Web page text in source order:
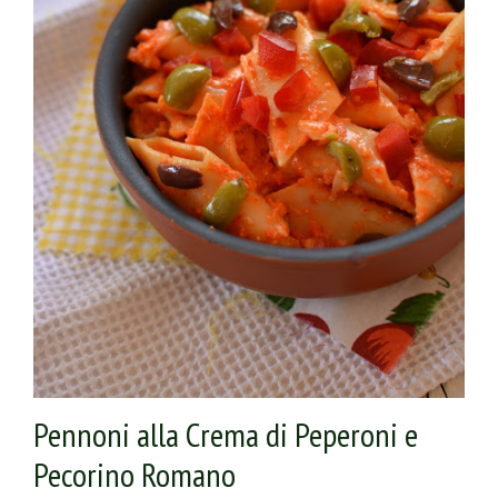
Gran Mugello Ubaldino.
Pennoni alla Crema di Peperoni e
Pecorino Romano